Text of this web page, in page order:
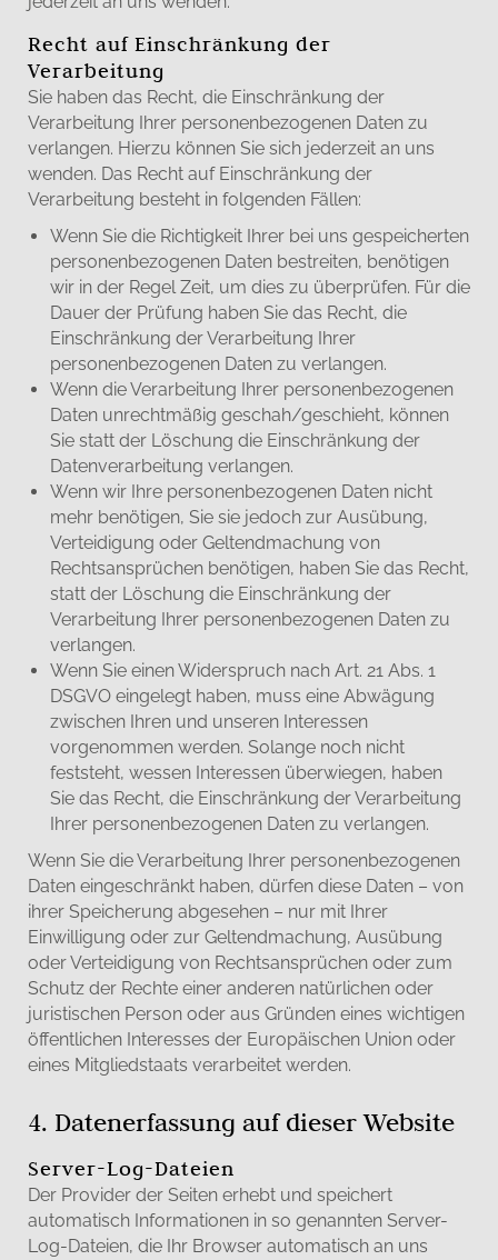
Recht auf Einschränkung der
Verarbeitung
Sie haben das Recht, die Einschränkung der
Verarbeitung Ihrer personenbezogenen Daten zu
verlangen. Hierzu können Sie sich jederzeit an uns
wenden. Das Recht auf Einschränkung der
Verarbeitung besteht in folgenden Fällen:
Wenn Sie die Richtigkeit Ihrer bei uns gespeicherten
personenbezogenen Daten bestreiten, benötigen
wir in der Regel Zeit, um dies zu überprüfen. Für die
Dauer der Prüfung haben Sie das Recht, die
Einschränkung der Verarbeitung Ihrer
personenbezogenen Daten zu verlangen.
Wenn die Verarbeitung Ihrer personenbezogenen
Daten unrechtmäßig geschah/geschieht, können
Sie statt der Löschung die Einschränkung der
Datenverarbeitung verlangen.
Wenn wir Ihre personenbezogenen Daten nicht
mehr benötigen, Sie sie jedoch zur Ausübung,
Verteidigung oder Geltendmachung von
Rechtsansprüchen benötigen, haben Sie das Recht,
statt der Löschung die Einschränkung der
Verarbeitung Ihrer personenbezogenen Daten zu
verlangen.
Wenn Sie einen Widerspruch nach Art. 21 Abs. 1
DSGVO eingelegt haben, muss eine Abwägung
zwischen Ihren und unseren Interessen
vorgenommen werden. Solange noch nicht
feststeht, wessen Interessen überwiegen, haben
Sie das Recht, die Einschränkung der Verarbeitung
Ihrer personenbezogenen Daten zu verlangen.
Wenn Sie die Verarbeitung Ihrer personenbezogenen
Daten eingeschränkt haben, dürfen diese Daten – von
ihrer Speicherung abgesehen – nur mit Ihrer
Einwilligung oder zur Geltendmachung, Ausübung
oder Verteidigung von Rechtsansprüchen oder zum
Schutz der Rechte einer anderen natürlichen oder
juristischen Person oder aus Gründen eines wichtigen
öffentlichen Interesses der Europäischen Union oder
eines Mitgliedstaats verarbeitet werden.
4. Datenerfassung auf dieser Website
Server-Log-Dateien
Der Provider der Seiten erhebt und speichert
automatisch Informationen in so genannten Server-
Log-Dateien, die Ihr Browser automatisch an uns